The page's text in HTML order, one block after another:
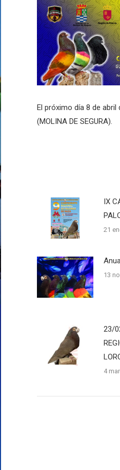
El próximo día 8 de
(MOLINA DE SEGURA).
IX
21
13
23/
4